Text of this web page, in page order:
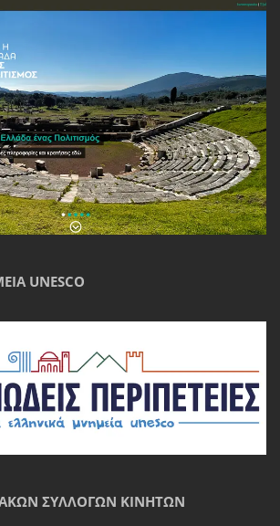
UNESCO
ΣΥΛΛΟΓΏΝ ΚΙΝΗΤΏΝ